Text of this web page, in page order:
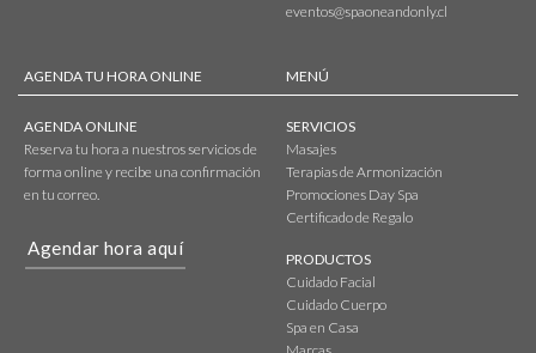
eventos@spaoneandonly.cl
AGENDA TU HORA ONLINE
AGENDA ONLINE
Reserva tu hora a nuestros servicios de
forma online y recibe una confirmación
en tu correo.
Agendar hora aquí
MENÚ
SERVICIOS
Masajes
Terapias de Armonización
Promociones Day Spa
Certificado de Regalo
PRODUCTOS
Cuidado Facial
Cuidado Cuerpo
Spa en Casa